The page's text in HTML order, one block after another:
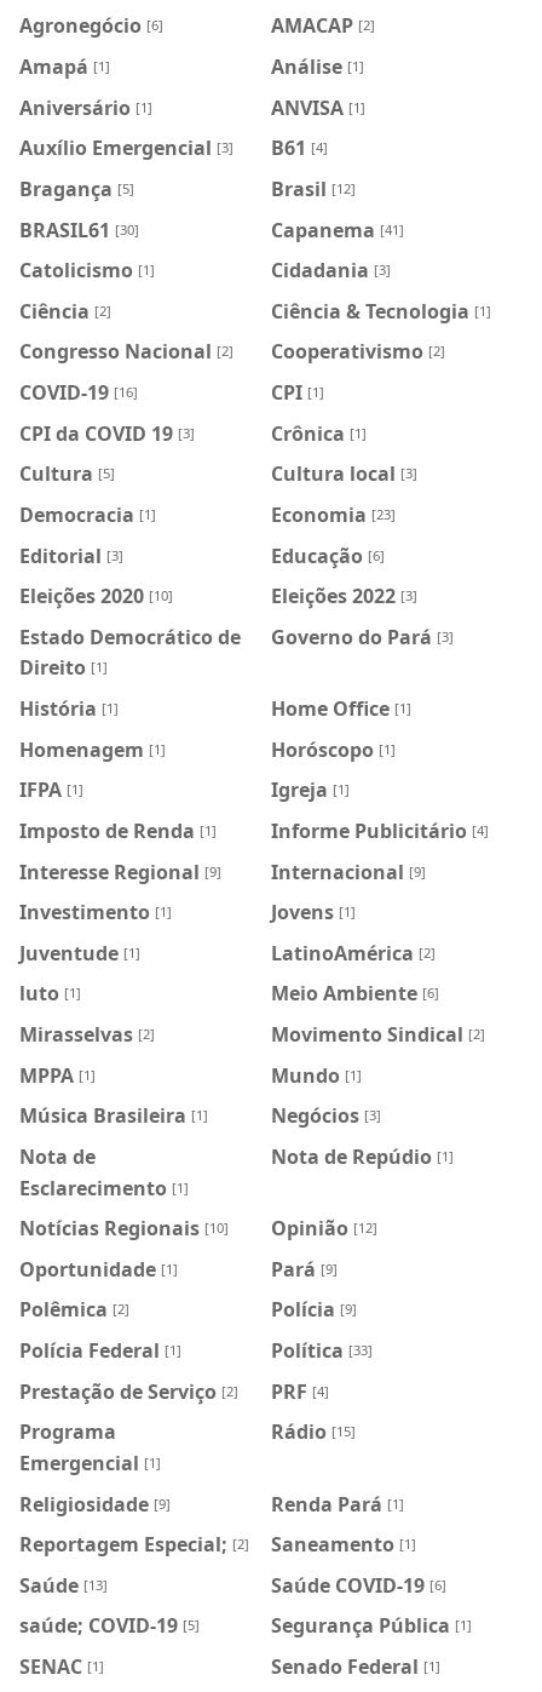
Agronegócio [6] AMACAP [2]
Amapá [1] Análise [1]
Aniversário [1] ANVISA [1]
Auxílio Emergencial [3] B61 [4]
Bragança [5] Brasil [12]
BRASIL61 [30] Capanema [41]
Catolicismo [1] Cidadania [3]
Ciência [2] Ciência & Tecnologia [1]
Congresso Nacional [2] Cooperativismo [2]
COVID-19 [16] CPI [1]
CPI da COVID 19 [3] Crônica [1]
Cultura [5] Cultura local [3]
Democracia [1] Economia [23]
Editorial [3] Educação [6]
Eleições 2020 [10] Eleições 2022 [3]
Estado Democrático de
Direito [1]
Governo do Pará [3]
História [1] Home Office [1]
Homenagem [1] Horóscopo [1]
IFPA [1] Igreja [1]
Imposto de Renda [1] Informe Publicitário [4]
Interesse Regional [9] Internacional [9]
Investimento [1] Jovens [1]
Juventude [1] LatinoAmérica [2]
luto [1] Meio Ambiente [6]
Mirasselvas [2] Movimento Sindical [2]
MPPA [1] Mundo [1]
Música Brasileira [1] Negócios [3]
Nota de
Esclarecimento [1]
Nota de Repúdio [1]
Notícias Regionais [10] Opinião [12]
Oportunidade [1] Pará [9]
Polêmica [2] Polícia [9]
Polícia Federal [1] Política [33]
Prestação de Serviço [2] PRF [4]
Programa
Emergencial [1]
Rádio [15]
Religiosidade [9] Renda Pará [1]
Reportagem Especial; [2] Saneamento [1]
Saúde [13] Saúde COVID-19 [6]
saúde; COVID-19 [5] Segurança Pública [1]
SENAC [1] Senado Federal [1]